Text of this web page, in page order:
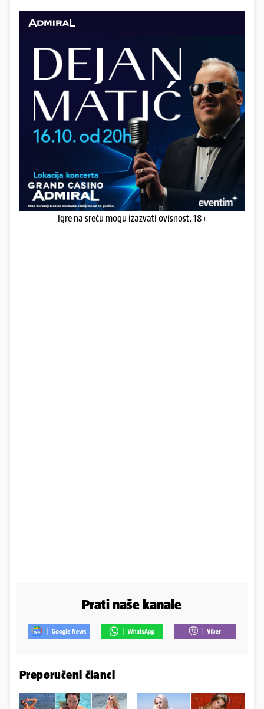
Igre na sreću mogu izazvati ovisnost. 18+
Prati naše kanale
Preporučeni članci